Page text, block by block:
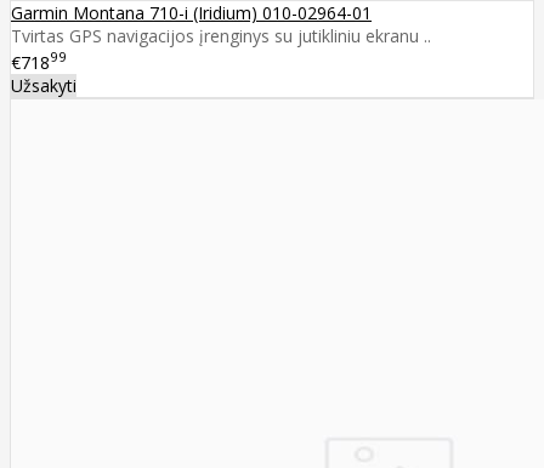
Garmin Montana 710-i (Iridium) 010-02964-01
Tvirtas GPS navigacijos įrenginys su jutikliniu ekranu ..
€71899
Užsakyti